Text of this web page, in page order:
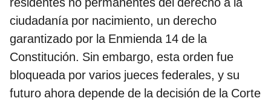
ciudadanía por nacimiento, un derecho
garantizado por la Enmienda 14 de la
Constitución. Sin embargo, esta orden fue
bloqueada por varios jueces federales, y su
futuro ahora depende de la decisión de la Corte